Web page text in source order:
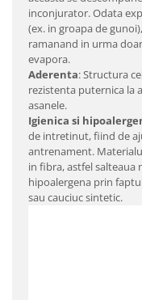
inconjurator. Odata
(ex. in groapa de
ramanand in urma
evapora.
Aderenta: Structura
rezistenta puternica la
asanele.
Igienica si
de intretinut, fiind de
antrenament.
in fibra, astfel salteaua
hipoalergena prin
sau cauciuc sintetic.